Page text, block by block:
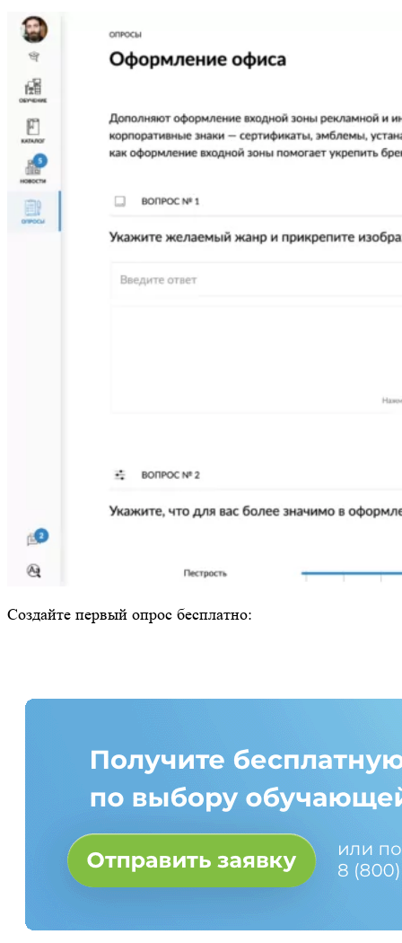
Создайте первый опрос бесплатно: